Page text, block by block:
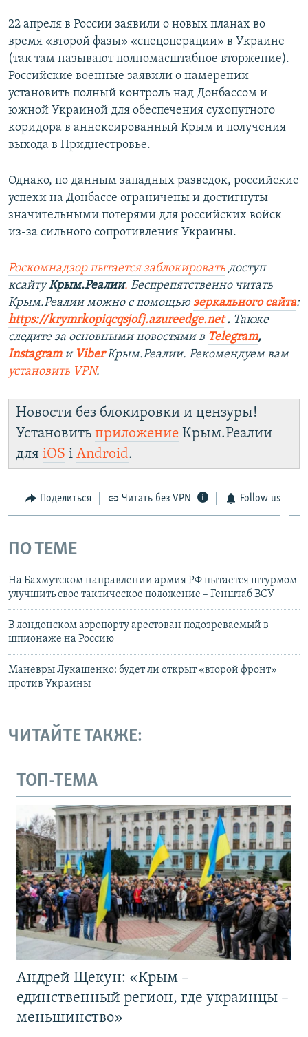
22 апреля в России заявили о новых планах во
время «второй фазы» «спецоперации» в Украине
(так там называют полномасштабное вторжение).
Российские военные заявили о намерении
установить полный контроль над Донбассом и
южной Украиной для обеспечения сухопутного
коридора в аннексированный Крым и получения
выхода в Приднестровье.
Однако, по данным западных разведок, российские
успехи на Донбассе ограничены и достигнуты
значительными потерями для российских войск
из-за сильного сопротивления Украины.
Роскомнадзор пытается заблокировать доступ
ксайтуКрым.Реалии. Беспрепятственно читать
Крым.Реалии можно с помощью зеркального сайта:
https://krymrkopiqcqsjofj.azureedge.net​. Также
следите за основными новостями в Telegram,
Instagram и ViberКрым.Реалии. Рекомендуем вам
установить VPN.
Новости без блокировки и цензуры!
Установить приложение Крым.Реалии
для iOS і Android.
Поделиться Читать без VPN Follow us
ПО ТЕМЕ
На Бахмутском направлении армия РФ пытается штурмом
улучшить свое тактическое положение – Генштаб ВСУ
В лондонском аэропорту арестован подозреваемый в
шпионаже на Россию
Маневры Лукашенко: будет ли открыт «второй фронт»
против Украины
ЧИТАЙТЕ ТАКЖЕ:
ТОП-ТЕМА
Андрей Щекун: «Крым –
единственный регион, где украинцы –
меньшинство»